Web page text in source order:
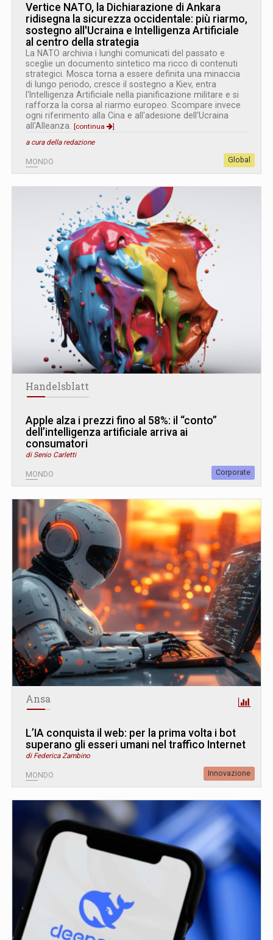
Vertice NATO, la Dichiarazione di Ankara
ridisegna la sicurezza occidentale: più riarmo,
sostegno all'Ucraina e Intelligenza Artificiale
al centro della strategia
La NATO archivia i lunghi comunicati del passato e
sceglie un documento sintetico ma ricco di contenuti
strategici. Mosca torna a essere definita una minaccia
di lungo periodo, cresce il sostegno a Kiev, entra
l'Intelligenza Artificiale nella pianificazione militare e si
rafforza la corsa al riarmo europeo. Scompare invece
ogni riferimento alla Cina e all'adesione dell'Ucraina
all'Alleanza. [continua
]
a cura della redazione
MONDO Global
Handelsblatt
Apple alza i prezzi fino al 58%: il “conto”
dell’intelligenza artificiale arriva ai
consumatori
di Senio Carletti
MONDO Corporate
Ansa
L’IA conquista il web: per la prima volta i bot
superano gli esseri umani nel traffico Internet
di Federica Zambino
MONDO Innovazione